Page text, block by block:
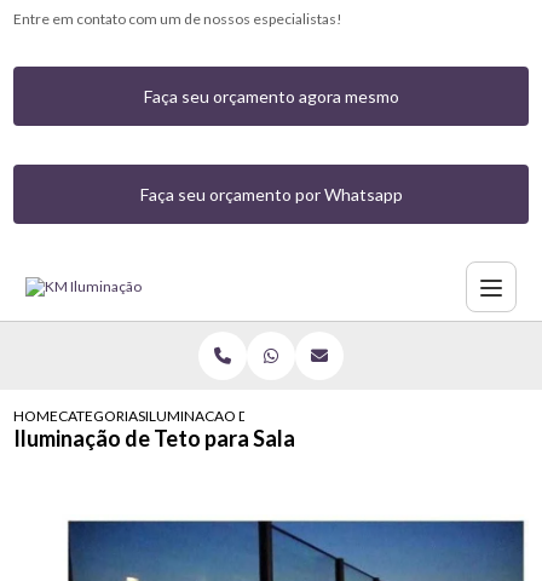
Entre em contato com um de nossos especialistas!
Faça seu orçamento agora mesmo
Faça seu orçamento por Whatsapp
HOMECATEGORIASILUMINACAO DE TETO PARA SALA
Iluminação de Teto para Sala